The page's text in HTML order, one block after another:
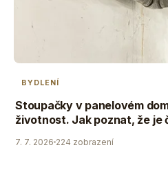
BYDLENÍ
Stoupačky v panelovém
životnost. Jak poznat, že je
7. 7. 2026 224 zobrazení